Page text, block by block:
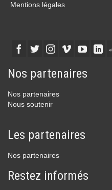
Mentions légales
Nos partenaires
Nos partenaires
Nous soutenir
Les partenaires
Nos partenaires
Restez informés